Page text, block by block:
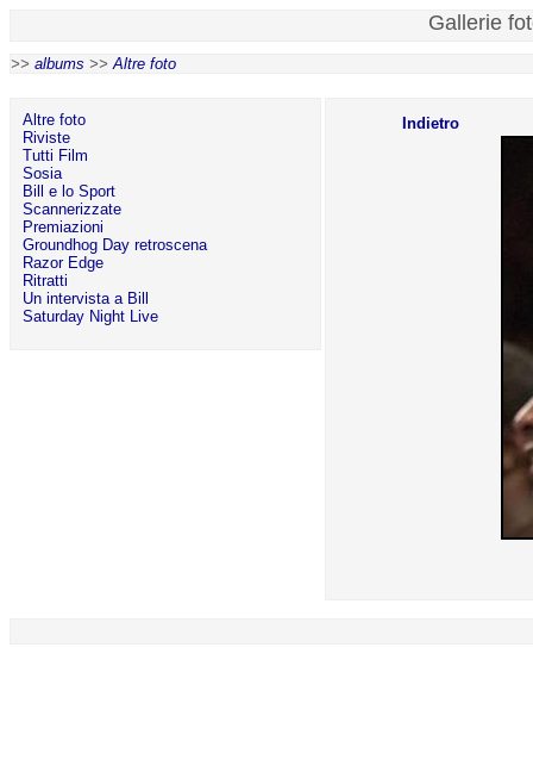
Gallerie
>> albums >>Altre foto
Altre foto
Riviste
Tutti Film
Sosia
Bill e lo Sport
Scannerizzate
Premiazioni
Groundhog Day retroscena
Razor Edge
Ritratti
Un intervista a Bill
Saturday Night Live
Indietro